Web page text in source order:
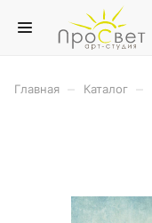
Главная Каталог